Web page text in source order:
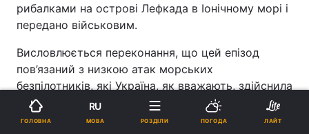
рибалками на острові Лефкада в Іонічному морі і
передано військовим.
Висловлюється переконання, що цей епізод
пов’язаний з низкою атак морських
безпілотників, які Україна, як вважають, здійснила
в останні місяці проти суден, пов’язаних із
зусиллями Росії транспортувати нафту.
ГОЛОВНА
RU
МОВА РОЗДІЛИ ПОГОДА ЛАЙТ